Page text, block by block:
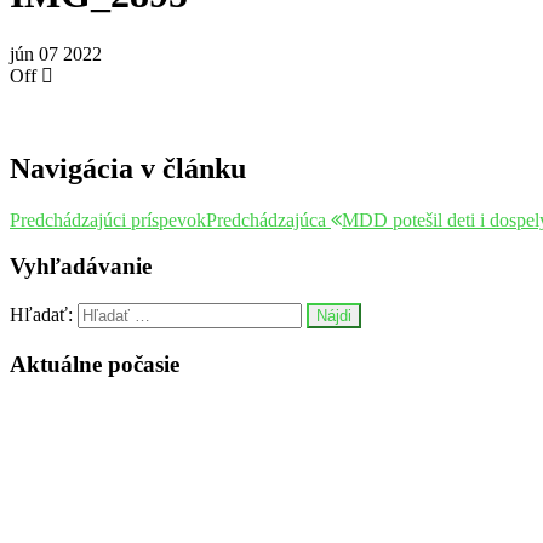
jún 07 2022
Off
Navigácia v článku
Predchádzajúci príspevokPredchádzajúca MDD potešil deti i
Vyhľadávanie
Hľadať:
Aktuálne počasie